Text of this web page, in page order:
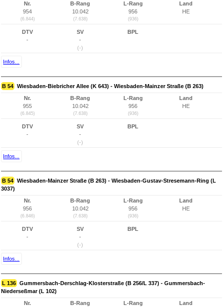
Nr.
954
(6.844)
B-Rang
10.042
(7.638)
L-Rang
956
(936)
Land
HE
DTV
-
SV
-
(-)
BPL
Infos...
B 54 Wiesbaden-Biebricher Allee (K 643) - Wiesbaden-Mainzer Straße (B 263)
Nr.
955
(6.845)
B-Rang
10.042
(7.638)
L-Rang
956
(936)
Land
HE
DTV
-
SV
-
(-)
BPL
Infos...
B 54 Wiesbaden-Mainzer Straße (B 263) - Wiesbaden-Gustav-Stresemann-Ring (L
3037)
Nr.
956
(6.846)
B-Rang
10.042
(7.638)
L-Rang
956
(936)
Land
HE
DTV
-
SV
-
(-)
BPL
Infos...
L 136 Gummersbach-Derschlag-Klosterstraße (B 256/L 337) - Gummersbach-
Niederseßmar (L 102)
Nr.
B-Rang
L-Rang
Land